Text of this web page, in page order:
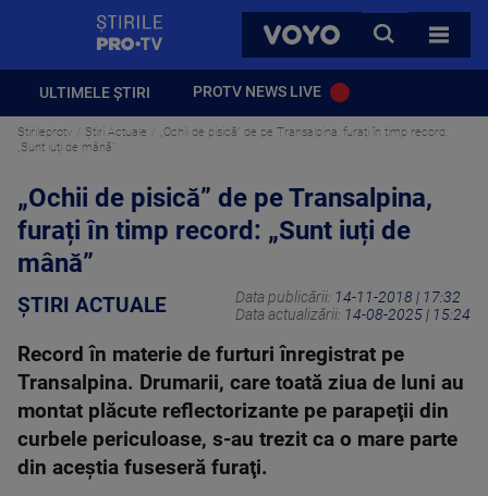
VOYO
CAUTA
TOATE
ULTIMELE ȘTIRI PROTV NEWS LIVE
Stirileprotv Știri Actuale
„Ochii de pisică” de pe Transalpina, furați în timp record:
„Sunt iuți de mână”
„Ochii de pisică” de pe Transalpina,
furați în timp record: „Sunt iuți de
mână”
ȘTIRI ACTUALE Data publicării: 14-11-2018 | 17:32
Data actualizării: 14-08-2025 | 15:24
Record în materie de furturi înregistrat pe
Transalpina. Drumarii, care toată ziua de luni au
montat plăcute reflectorizante pe parapeţii din
curbele periculoase, s-au trezit ca o mare parte
din aceştia fuseseră furaţi.